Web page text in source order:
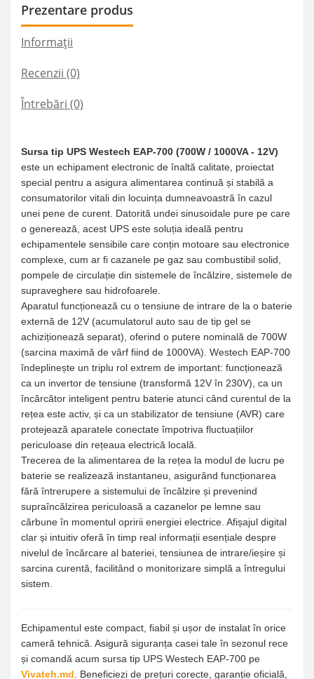
Prezentare produs
Informații
Recenzii (0)
Întrebări (0)
Sursa tip UPS Westech EAP-700 (700W / 1000VA - 12V)
este un echipament electronic de înaltă calitate, proiectat
special pentru a asigura alimentarea continuă și stabilă a
consumatorilor vitali din locuința dumneavoastră în cazul
unei pene de curent. Datorită undei sinusoidale pure pe care
o generează, acest UPS este soluția ideală pentru
echipamentele sensibile care conțin motoare sau electronice
complexe, cum ar fi cazanele pe gaz sau combustibil solid,
pompele de circulație din sistemele de încălzire, sistemele de
supraveghere sau hidrofoarele.
Aparatul funcționează cu o tensiune de intrare de la o baterie
externă de 12V (acumulatorul auto sau de tip gel se
achiziționează separat), oferind o putere nominală de 700W
(sarcina maximă de vârf fiind de 1000VA). Westech EAP-700
îndeplinește un triplu rol extrem de important: funcționează
ca un invertor de tensiune (transformă 12V în 230V), ca un
încărcător inteligent pentru baterie atunci când curentul de la
rețea este activ, și ca un stabilizator de tensiune (AVR) care
protejează aparatele conectate împotriva fluctuațiilor
periculoase din rețeaua electrică locală.
Trecerea de la alimentarea de la rețea la modul de lucru pe
baterie se realizează instantaneu, asigurând funcționarea
fără întrerupere a sistemului de încălzire și prevenind
supraîncălzirea periculoasă a cazanelor pe lemne sau
cărbune în momentul opririi energiei electrice. Afișajul digital
clar și intuitiv oferă în timp real informații esențiale despre
nivelul de încărcare al bateriei, tensiunea de intrare/ieșire și
sarcina curentă, facilitând o monitorizare simplă a întregului
sistem.
Echipamentul este compact, fiabil și ușor de instalat în orice
cameră tehnică. Asigură siguranța casei tale în sezonul rece
și comandă acum sursa tip UPS Westech EAP-700 pe
Vivateh.md . Beneficiezi de prețuri corecte, garanție oficială,